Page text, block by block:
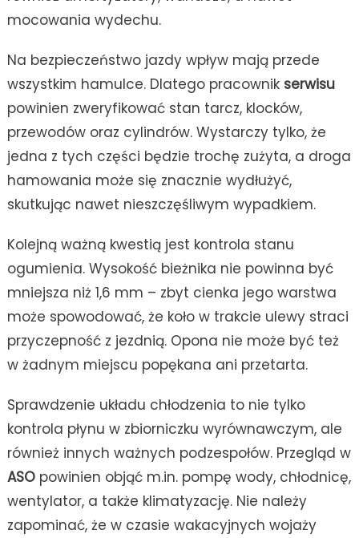
mocowania wydechu.
Na bezpieczeństwo jazdy wpływ mają przede
wszystkim hamulce. Dlatego pracownik serwisu
powinien zweryfikować stan tarcz, klocków,
przewodów oraz cylindrów. Wystarczy tylko, że
jedna z tych części będzie trochę zużyta, a droga
hamowania może się znacznie wydłużyć,
skutkując nawet nieszczęśliwym wypadkiem.
Kolejną ważną kwestią jest kontrola stanu
ogumienia. Wysokość bieżnika nie powinna być
mniejsza niż 1,6 mm – zbyt cienka jego warstwa
może spowodować, że koło w trakcie ulewy straci
przyczepność z jezdnią. Opona nie może być też
w żadnym miejscu popękana ani przetarta.
Sprawdzenie układu chłodzenia to nie tylko
kontrola płynu w zbiorniczku wyrównawczym, ale
również innych ważnych podzespołów. Przegląd w
ASO powinien objąć m.in. pompę wody, chłodnicę,
wentylator, a także klimatyzację. Nie należy
zapominać, że w czasie wakacyjnych wojaży